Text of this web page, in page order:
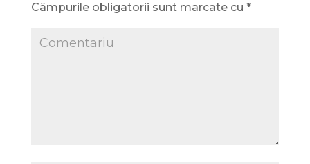
Câmpurile obligatorii sunt marcate cu *